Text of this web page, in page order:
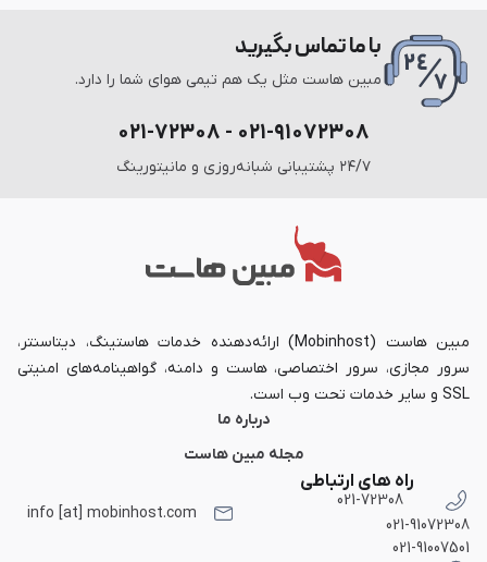
با ما تماس بگیرید
مبین هاست مثل یک هم تیمی هوای شما را دارد.
۰۲۱-۹۱۰۷۲۳۰۸ - ۰۲۱-۷۲۳۰۸
۲۴/۷ پشتیبانی شبانه‌روزی و مانیتورینگ
مبین هاست (Mobinhost) ارائه‌دهنده خدمات هاستینگ، دیتاسنتر،
سرور مجازی، سرور اختصاصی، هاست و دامنه، گواهینامه‌های امنیتی
SSL و سایر خدمات تحت وب است.
درباره ما
مجله مبین هاست
راه های ارتباطی
021-72308
021-91072308
021-91007501
info [at] mobinhost.com